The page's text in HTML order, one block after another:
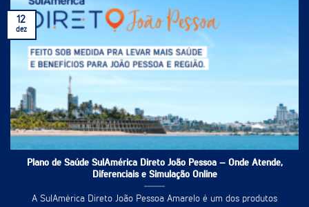
Plano de Saúde SulAmérica Direto João Pessoa – Onde Atende,
Diferenciais e Simulação Online
A SulAmérica Direto João Pessoa Amarelo é um dos produtos
12
dez